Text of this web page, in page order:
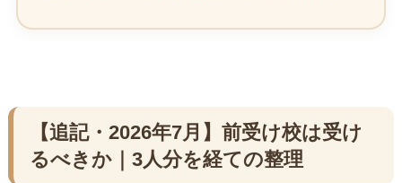
【追記・2026年7月】前受け校は受け
るべきか｜3人分を経ての整理